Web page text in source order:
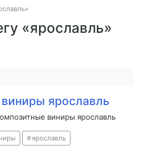
«ярославль»
ярославль
виниры ярославль
ярославль